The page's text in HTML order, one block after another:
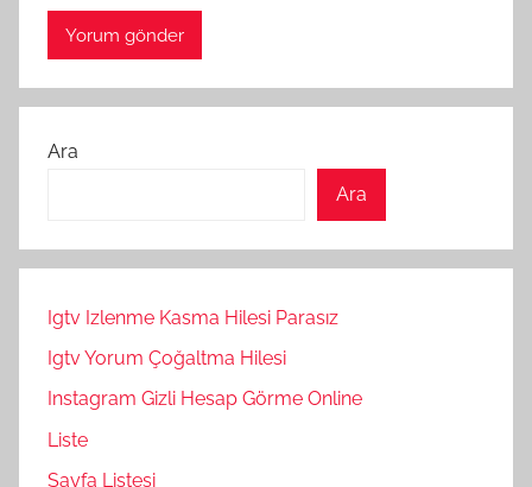
Ara
Ara
Igtv Izlenme Kasma Hilesi Parasız
Igtv Yorum Çoğaltma Hilesi
Instagram Gizli Hesap Görme Online
Liste
Sayfa Listesi